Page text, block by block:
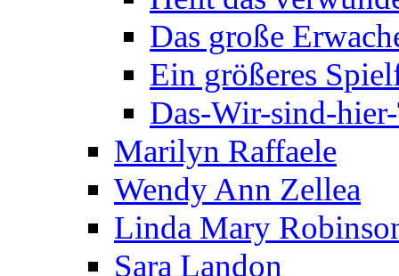
Das große
Ein größeres
Das-Wir-sind-
Marilyn Raffaele
Wendy Ann Zellea
Linda Mary
Sara Landon